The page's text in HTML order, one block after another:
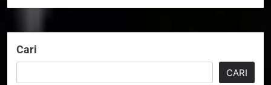
Cari
CARI